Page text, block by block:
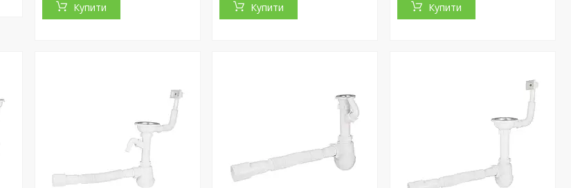
Купити Купити Купити